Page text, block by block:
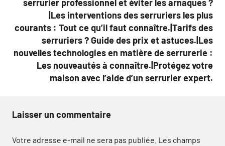
serrurier professionnel et éviter les arnaques ?
|Les interventions des serruriers les plus
courants : Tout ce qu’il faut connaître.|Tarifs des
serruriers ? Guide des prix et astuces.|Les
nouvelles technologies en matière de serrurerie :
Les nouveautés à connaître.|Protégez votre
maison avec l’aide d’un serrurier expert.
Laisser un commentaire
Votre adresse e-mail ne sera pas publiée. Les champs